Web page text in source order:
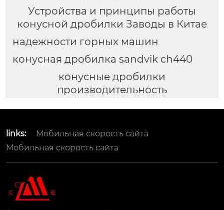
Устройства и принципы работы
конусной дробилки Заводы в Китае
надежности горных машин
конусная дробилка sandvik ch440
конусные дробилки
производительность
links:
Мобильная скорость сайта
Мобильная скорость сайта